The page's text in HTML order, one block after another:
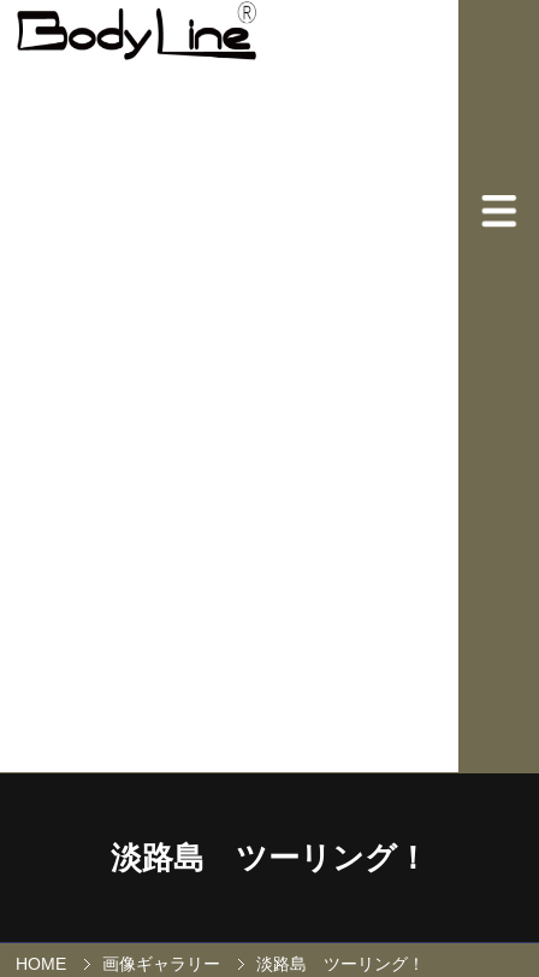
淡路島 ツーリング！
HOME 画像ギャラリー 淡路島 ツーリング！